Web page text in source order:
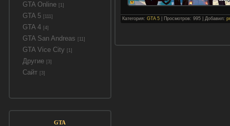
GTA Online [1]
GTA 5 [111]
GTA 4 [4]
GTA San Andreas [11]
GTA Vice City [1]
Другие [3]
Сайт [3]
GTA
Категория: GTA 5| Просмотров: 995 | Добавил: